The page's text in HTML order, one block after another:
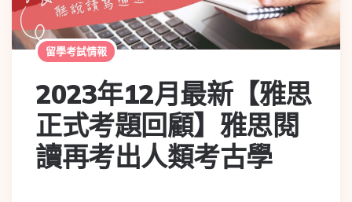
留學考試情報
2023年12月最新【雅思
正式考題回顧】雅思閱
讀再考出人類考古學